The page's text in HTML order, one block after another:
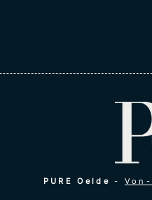
PURE Oelde -